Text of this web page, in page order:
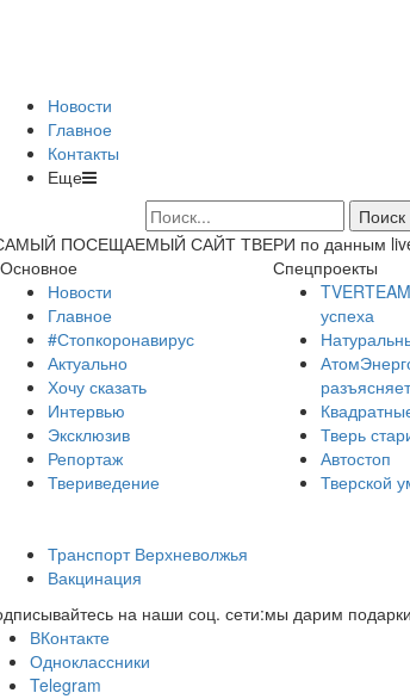
Новости
Главное
Контакты
Еще
ПОСЕЩАЕМЫЙ САЙТ ТВЕРИ по данным
Основное
Новости
Главное
#Стопкоронавирус
Актуально
Хочу сказать
Интервью
Эксклюзив
Репортаж
Твериведение
Спецпроекты
успеха
разъясняет
Тверь
Автостоп
Тверской
Транспорт Верхневолжья
Вакцинация
на наши соц. сети:мы дарим
ВКонтакте
Одноклассники
Telegram